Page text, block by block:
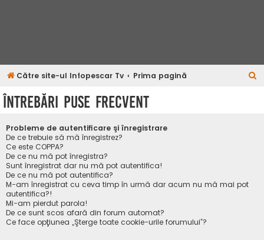
Către site-ul Infopescar Tv Prima pagină
Întrebări puse frecvent
Probleme de autentificare şi înregistrare
De ce trebuie să mă înregistrez?
Ce este COPPA?
De ce nu mă pot înregistra?
Sunt înregistrat dar nu mă pot autentifica!
De ce nu mă pot autentifica?
M-am înregistrat cu ceva timp în urmă dar acum nu mă mai pot
autentifica?!
Mi-am pierdut parola!
De ce sunt scos afară din forum automat?
Ce face opţiunea „Şterge toate cookie-urile forumului”?